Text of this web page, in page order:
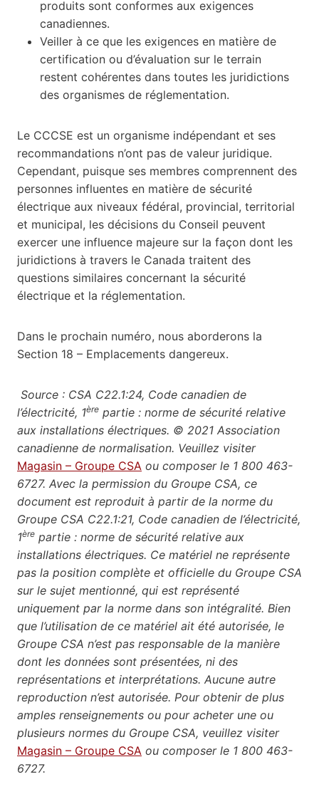
produits sont conformes aux exigences
canadiennes.
Veiller à ce que les exigences en matière de
certification ou d’évaluation sur le terrain
restent cohérentes dans toutes les juridictions
des organismes de réglementation.
Le CCCSE est un organisme indépendant et ses
recommandations n’ont pas de valeur juridique.
Cependant, puisque ses membres comprennent des
personnes influentes en matière de sécurité
électrique aux niveaux fédéral, provincial, territorial
et municipal, les décisions du Conseil peuvent
exercer une influence majeure sur la façon dont les
juridictions à travers le Canada traitent des
questions similaires concernant la sécurité
électrique et la réglementation.
Dans le prochain numéro, nous aborderons la
Section 18 – Emplacements dangereux.
Source : CSA C22.1:24, Code canadien de
l’électricité, 1ère partie : norme de sécurité relative
aux installations électriques. © 2021 Association
canadienne de normalisation. Veuillez visiter
Magasin – Groupe CSA ou composer le 1 800 463-
6727. Avec la permission du Groupe CSA, ce
document est reproduit à partir de la norme du
Groupe CSA C22.1:21, Code canadien de l’électricité,
1ère partie : norme de sécurité relative aux
installations électriques. Ce matériel ne représente
pas la position complète et officielle du Groupe CSA
sur le sujet mentionné, qui est représenté
uniquement par la norme dans son intégralité. Bien
que l’utilisation de ce matériel ait été autorisée, le
Groupe CSA n’est pas responsable de la manière
dont les données sont présentées, ni des
représentations et interprétations. Aucune autre
reproduction n’est autorisée. Pour obtenir de plus
amples renseignements ou pour acheter une ou
plusieurs normes du Groupe CSA, veuillez visiter
Magasin – Groupe CSA ou composer le 1 800 463-
6727.